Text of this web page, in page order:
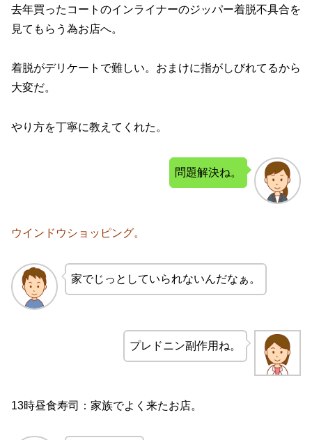
去年買ったコートのインライナーのジッパー着脱不具合を
見てもらう為お店へ。
着脱がデリケートで難しい。おまけに指がしびれてるから
大変だ。
やり方を丁寧に教えてくれた。
問題解決ね。
ウインドウショッピング。
家でじっとしていられないんだなぁ。
プレドニン副作用ね。
13時昼食寿司：家族でよく来たお店。